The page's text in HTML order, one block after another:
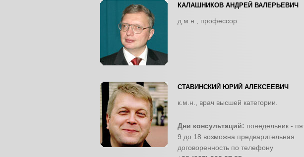
КАЛАШНИКОВ АНДРЕЙ ВАЛЕРЬЕВИЧ
д.м.н., профессор
СТАВИНСКИЙ ЮРИЙ АЛЕКСЕЕВИЧ
к.м.н., врач высшей категории.
Дни консультаций: понедельник -
9 до 18 возможна предварительная
договоренность по телефону